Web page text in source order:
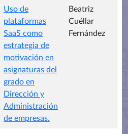
Uso de
plataformas
SaaS como
estrategia de
motivación en
asignaturas del
grado en
Dirección y
Administración
de empresas.
Beatriz
Cuéllar
Fernández